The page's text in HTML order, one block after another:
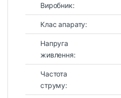
Виробник:
Клас апарату:
Напруга
живлення:
Частота
струму: